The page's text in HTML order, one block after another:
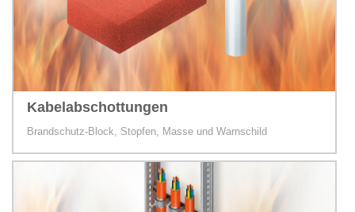
Kabelabschottungen
Brandschutz-Block, Stopfen, Masse und Warnschild